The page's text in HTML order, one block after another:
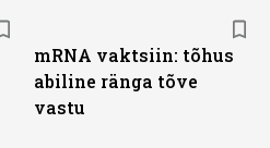
mRNA vaktsiin: tõhus
abiline ränga tõve
vastu